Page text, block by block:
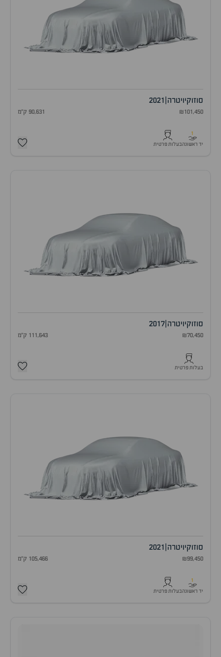
סוזוקיויטרה 2021
₪101,450 90,631 ק"מ
1
יד ראשונהבעלות פרטית
סוזוקיויטרה 2017
₪70,450 111,643 ק"מ
בעלות פרטית
סוזוקיויטרה 2021
₪99,450 105,466 ק"מ
1
יד ראשונהבעלות פרטית